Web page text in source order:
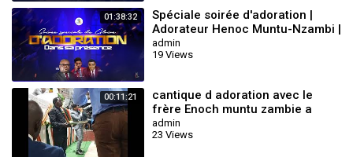
Pour tout contact ;
Mail : lesikoyo@gmail.com
Whatsapp ;
Coordonnateur : +243819788842
Marketeur : +243977773962
Administrateur : +243825721562
Faire un don : +243978964056 (Airtel money)
01:38:32
Spéciale soirée d'adoration |
Adorateur Henoc Muntu-Nzambi |
Dim 11 Janvier 2025
admin
19 Views
00:11:21
cantique d adoration avec le
frère Enoch muntu zambie a
pointe noire rouge gorge
tabernacle
admin
23 Views